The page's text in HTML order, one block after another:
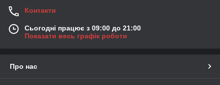
Контакти
Сьогодні працює з 09:00 до 21:00
Показати весь графік роботи
Про нас